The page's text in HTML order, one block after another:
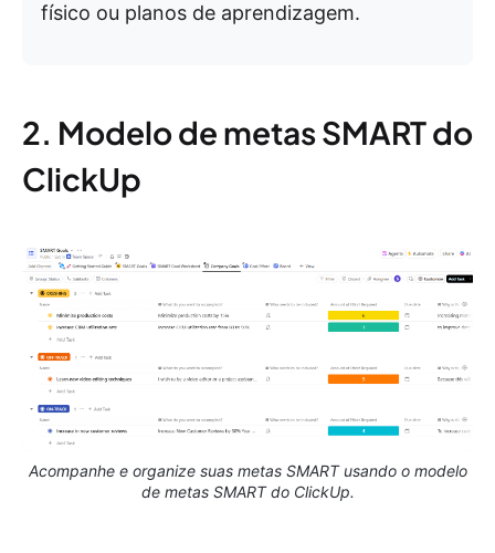
físico ou planos de aprendizagem.
2. Modelo de metas SMART do
ClickUp
Acompanhe e organize suas metas SMART usando o modelo
de metas SMART do ClickUp.